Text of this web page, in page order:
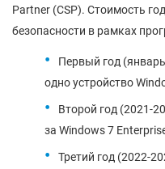
Partner (CSP). Стоимость
безопасности в рамках
Первый год
одно устройство
Второй год (2021-
за Windows 7
Третий год (2022-